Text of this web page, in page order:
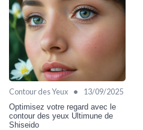
Contour des Yeux • 13/09/2025
Optimisez votre regard avec le
contour des yeux Ultimune de
Shiseido